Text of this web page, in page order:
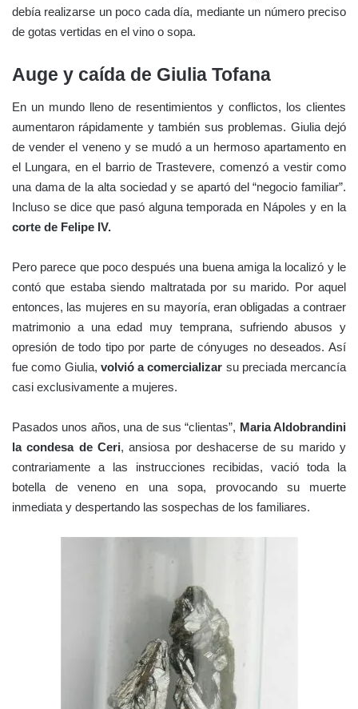
debía realizarse un poco cada día, mediante un número preciso
de gotas vertidas en el vino o sopa.
Auge y caída de Giulia Tofana
En un mundo lleno de resentimientos y conflictos, los clientes
aumentaron rápidamente y también sus problemas. Giulia dejó
de vender el veneno y se mudó a un hermoso apartamento en
el Lungara, en el barrio de Trastevere, comenzó a vestir como
una dama de la alta sociedad y se apartó del “negocio familiar”.
Incluso se dice que pasó alguna temporada en Nápoles y en la
corte de Felipe IV.
Pero parece que poco después una buena amiga la localizó y le
contó que estaba siendo maltratada por su marido. Por aquel
entonces, las mujeres en su mayoría, eran obligadas a contraer
matrimonio a una edad muy temprana, sufriendo abusos y
opresión de todo tipo por parte de cónyuges no deseados. Así
fue como Giulia, volvió a comercializar su preciada mercancía
casi exclusivamente a mujeres.
Pasados ​​unos años, una de sus “clientas”, Maria Aldobrandini
la condesa de Ceri, ansiosa por deshacerse de su marido y
contrariamente a las instrucciones recibidas, vació toda la
botella de veneno en una sopa, provocando su muerte
inmediata y despertando las sospechas de los familiares.